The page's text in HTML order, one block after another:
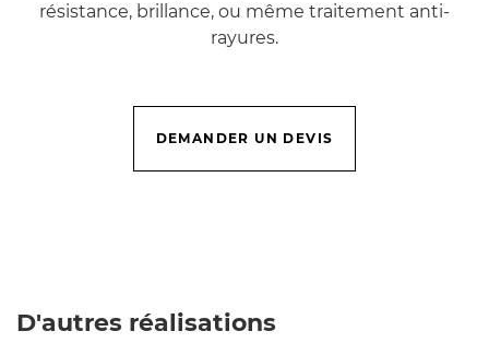
résistance, brillance, ou même traitement anti-
rayures.
DEMANDER UN DEVIS
D'autres réalisations